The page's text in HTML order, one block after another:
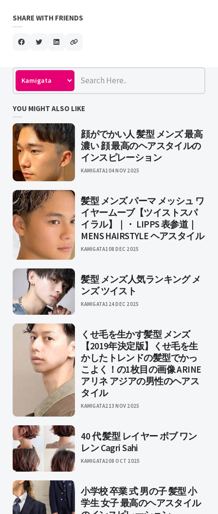
SHARE WITH FRIENDS
YOU MIGHT ALSO LIKE
顔がでかい人 髪型 メンズ 最高
濃い 顔 最高のヘアスタイルの
インスピレーション
KAMIGATA104 NOV 2025
髪型 メンズ パーマ メッシュ ワ
イヤームーブ【ツイストスパ
イラル】｜・ LIPPS 表参道｜
MENS HAIRSTYLE ヘアスタイル
KAMIGATA108 DEC 2025
髪型 メンズ人気ランキング メ
ンズ ツイスト
KAMIGATA1 24 DEC 2025
くせ毛を生かす髪型 メンズ
【2019年決定版】くせ毛を生
かしたトレンドの髪型でかっ
こよく！の1枚目の画像 ARINE
アリネ アジアの男性のヘアス
タイル
KAMIGATA213 NOV 2025
40 代 髪型 レイヤー ボブ ワン
レン Cagri Sahi
KAMIGATA208 OCT 2025
小学校 卒業 式 男の子 髪型 小
学生 女子 最高のヘアスタイル